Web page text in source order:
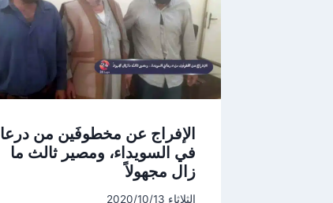
الإفراج عن مخطوفَين من درعا
في السويداء، ومصير ثالث ما
زال مجهولاً
الثلاثاء 2020/10/13